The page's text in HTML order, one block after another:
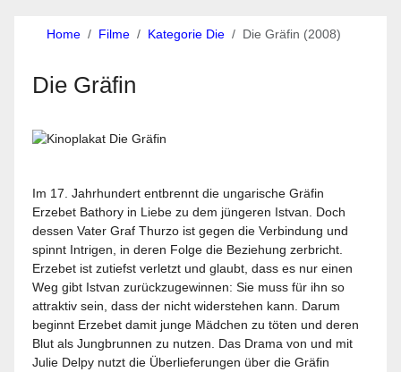
Home Filme Kategorie Die Die Gräfin (2008)
Die Gräfin
Im 17. Jahrhundert entbrennt die ungarische Gräfin
Erzebet Bathory in Liebe zu dem jüngeren Istvan. Doch
dessen Vater Graf Thurzo ist gegen die Verbindung und
spinnt Intrigen, in deren Folge die Beziehung zerbricht.
Erzebet ist zutiefst verletzt und glaubt, dass es nur einen
Weg gibt Istvan zurückzugewinnen: Sie muss für ihn so
attraktiv sein, dass der nicht widerstehen kann. Darum
beginnt Erzebet damit junge Mädchen zu töten und deren
Blut als Jungbrunnen zu nutzen. Das Drama von und mit
Julie Delpy nutzt die Überlieferungen über die Gräfin